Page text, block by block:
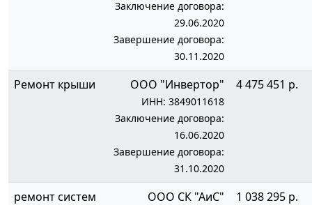
Заключение договора:
29.06.2020
Завершение договора:
30.11.2020
Ремонт крыши ООО "Инвертор"
ИНН: 3849011618
Заключение договора:
16.06.2020
Завершение договора:
31.10.2020
4 475 451 р.
ремонт систем
ООО СК "АиС" 1 038 295 р.